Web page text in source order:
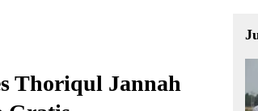
Thoriqul Jannah